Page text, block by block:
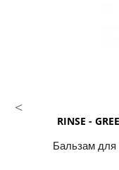
RINSE -
Бальзам для